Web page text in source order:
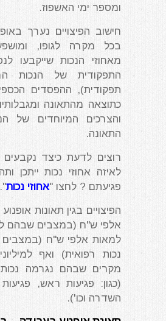
ומספר ימי האשפוז.
חישוב הפיצויים נערך באופן
בכל מקרה לגופו,
מאחוזי הנכות שייקבעו
התפקודית של הנכות
תפקודית), ההפסדים
כתוצאה מהתאונה
והצרכים המיוחדים של
התאונה.
רוצים לדעת כיצד נקבעים
לאיזה אחוזי נכות ייתכן
פגיעתם ? לחצו "אחוזי נכות".
הפיצויים בגין תאונות אופנוע
אלפי ש"ח (במצבים שבהם
למאות אלפי ש"ח
נכות רפואית) ואף
מקרים שבהם נגרמה
(כגון: פגיעות ראש,
השדרה וכו').